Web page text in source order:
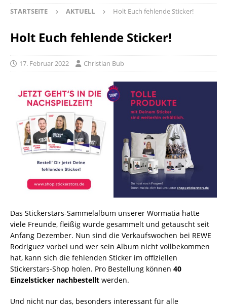
STARTSEITE AKTUELL Holt Euch fehlende Sticker!
Holt Euch fehlende Sticker!
17. Februar 2022 Christian Bub
Das Stickerstars-Sammelalbum unserer Wormatia hatte
viele Freunde, fleißig wurde gesammelt und getauscht seit
Anfang Dezember. Nun sind die Verkaufswochen bei REWE
Rodriguez vorbei und wer sein Album nicht vollbekommen
hat, kann sich die fehlenden Sticker im offiziellen
Stickerstars-Shop holen. Pro Bestellung können 40
Einzelsticker nachbestellt werden.
Und nicht nur das, besonders interessant für alle